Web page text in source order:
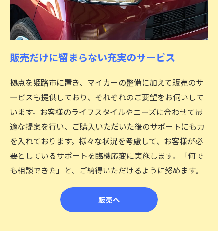
販売だけに留まらない充実のサービス
拠点を姫路市に置き、マイカーの整備に加えて販売のサ
ービスも提供しており、それぞれのご要望をお伺いして
います。お客様のライフスタイルやニーズに合わせて最
適な提案を行い、ご購入いただいた後のサポートにも力
を入れております。様々な状況を考慮して、お客様が必
要としているサポートを臨機応変に実施します。「何で
も相談できた」と、ご納得いただけるように努めます。
販売へ